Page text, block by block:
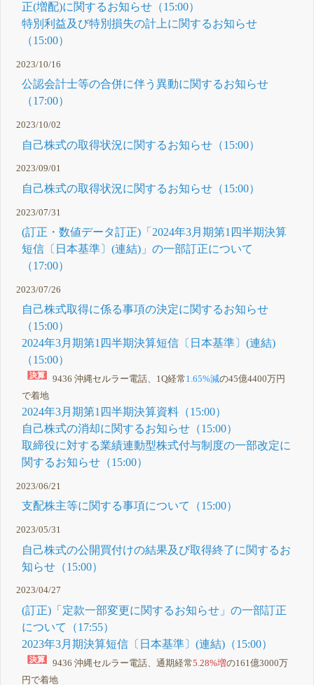
正(増配)に関するお知らせ（15:00）
特別利益及び特別損失の計上に関するお知らせ
（15:00）
2023/10/16
公認会計士等の合併に伴う異動に関するお知らせ
（17:00）
2023/10/02
自己株式の取得状況に関するお知らせ（15:00）
2023/09/01
自己株式の取得状況に関するお知らせ（15:00）
2023/07/31
(訂正・数値データ訂正)「2024年3月期第1四半期決算
短信〔日本基準〕(連結)」の一部訂正について
（17:00）
2023/07/26
自己株式取得に係る事項の決定に関するお知らせ
（15:00）
2024年3月期第1四半期決算短信〔日本基準〕(連結)
（15:00）
9436 沖縄セルラー電話、1Q経常1.65%減の45億4400万円
で着地
2024年3月期第1四半期決算資料（15:00）
自己株式の消却に関するお知らせ（15:00）
取締役に対する業績連動型株式付与制度の一部改定に
関するお知らせ（15:00）
2023/06/21
支配株主等に関する事項について（15:00）
2023/05/31
自己株式の公開買付けの結果及び取得終了に関するお
知らせ（15:00）
2023/04/27
(訂正)「定款一部変更に関するお知らせ」の一部訂正
について（17:55）
2023年3月期決算短信〔日本基準〕(連結)（15:00）
9436 沖縄セルラー電話、通期経常5.28%増の161億3000万
円で着地